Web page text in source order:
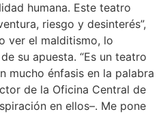
humana. Este teatro
riesgo y desinterés”,
ver el malditismo, lo
su apuesta. “Es un teatro
mucho énfasis en la palabra
de la Oficina Central de
en ellos–. Me pone